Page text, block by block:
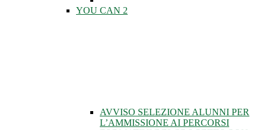
YOU CAN 2
AVVISO SELEZIONE ALUNNI PER
L’AMMISSIONE AI PERCORSI